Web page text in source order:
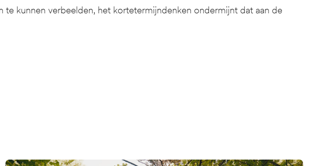
kunnen verbeelden, het kortetermijndenken ondermijnt dat aan de